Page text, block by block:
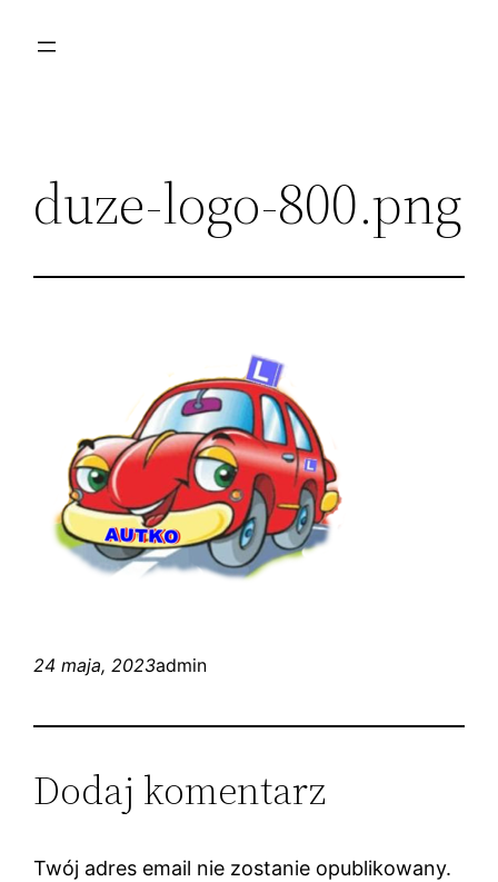
duze-logo-800.png
24 maja, 2023admin
Dodaj komentarz
Twój adres email nie zostanie opublikowany.